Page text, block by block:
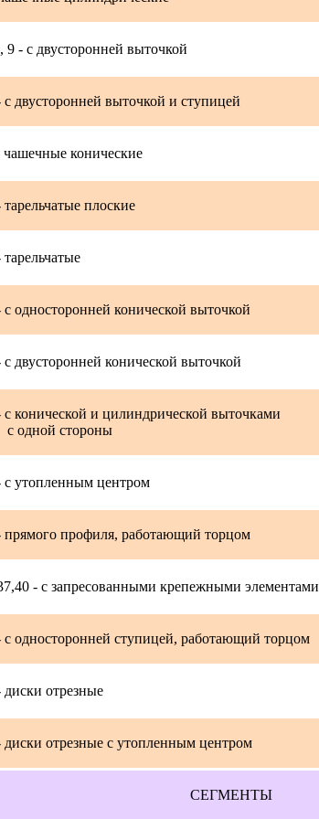
9 - с двусторонней выточкой
с двусторонней выточкой и ступицей
чашечные конические
тарельчатые плоские
тарельчатые
с односторонней конической выточкой
с двусторонней конической выточкой
с конической и цилиндрической выточками
стороны
с утопленным центром
прямого профиля, работающий торцом
- с запресованными крепежными элементами
с односторонней ступицей, работающий торцом
диски отрезные
диски отрезные с утопленным центром
СЕГМЕНТЫ